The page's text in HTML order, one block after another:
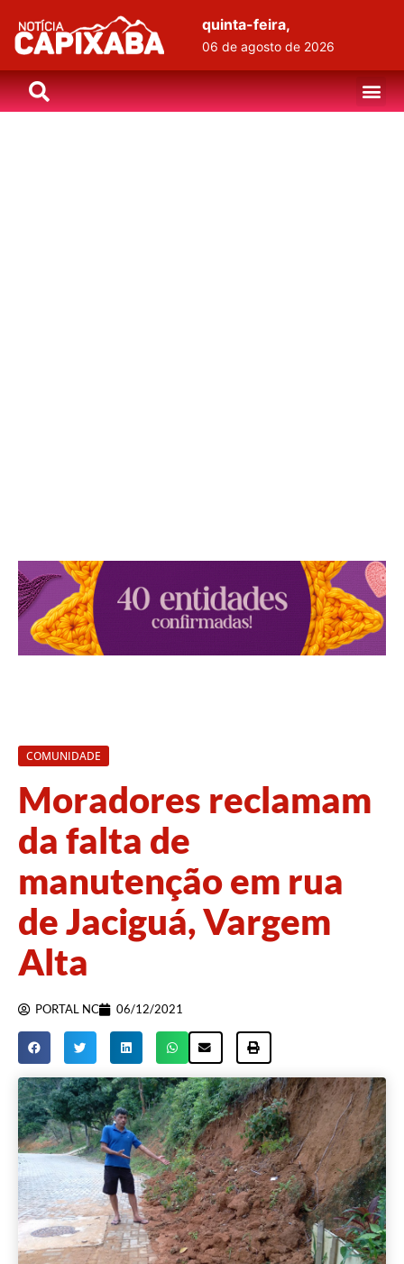
quinta-feira,
06 de agosto de 2026
COMUNIDADE
Moradores reclamam
da falta de
manutenção em rua
de Jaciguá, Vargem
Alta
PORTAL NC 06/12/2021